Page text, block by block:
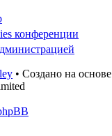
конференции
• Создано на основе